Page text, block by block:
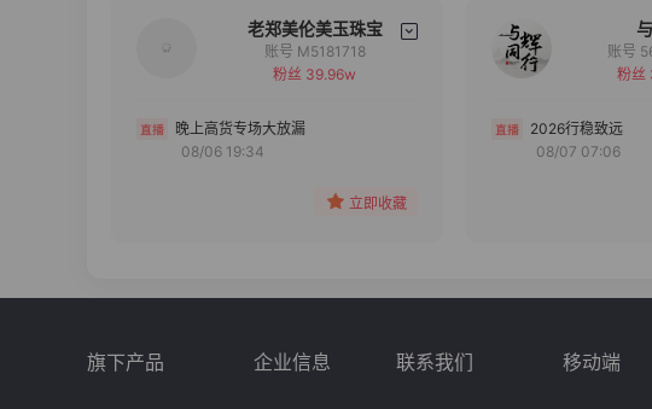
老郑美伦美玉珠宝
备注
分组
账号 M5181718
粉丝 39.96w
晚上高货专场大放漏
08/06 19:34
立即收藏
粉丝
2026行稳致远
08/07 07:06
旗下产品 企业信息 联系我们 移动端